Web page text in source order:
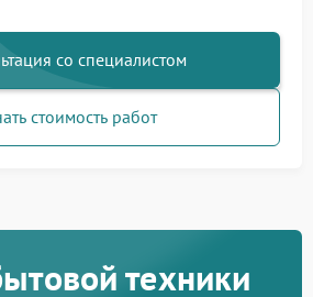
со специалистом
стоимость работ
техники